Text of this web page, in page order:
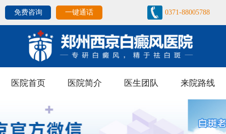
免费咨询 一键通话 0371-88005788
医院首页 医院简介 医生团队 来院路线